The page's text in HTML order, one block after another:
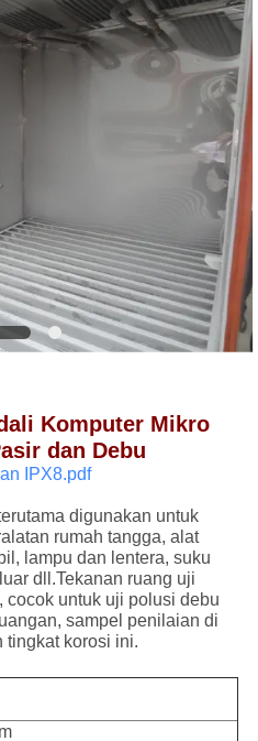
Komputer Mikro
dan Debu
IPX8.pdf
digunakan untuk
rumah tangga, alat
lampu dan lentera, suku
dll.Tekanan ruang uji
cocok untuk uji polusi debu
sampel penilaian di
tingkat korosi ini.